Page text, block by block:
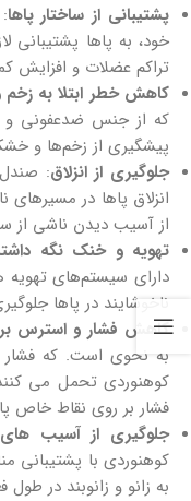
پشتیبانی از ساختار پاها
خود، به پاها پشتیبانی
تراکم عضلات و افزایش
کاهش خطر ابتلا به
که از جنس ضدعفونی و
پیشگیری از زخم‌ها و
جلوگیری از انزلاق:
انزلاق پاها در مسیرهای
از آسیب دیدن ناشی از
تهویه و خنک نگه
دارای سیستم‌های تهویه
ناخوشایند در پاها
کاهش فشار و استرس بر
به نحوی است. که
کوهنوردی تحمل می‌
فشار بر روی نقاط خاص
جلوگیری از آسیب‌ های
کوهنوردی با پشتیبانی
به زانو و زانوبند در